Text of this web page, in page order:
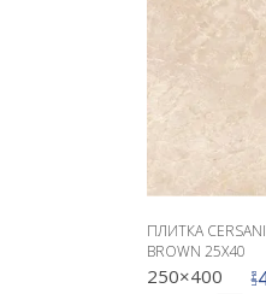
ПЛИТКА
BROWN 25X40
250×400 ціна